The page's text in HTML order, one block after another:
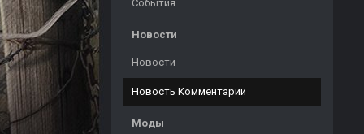
События
Новости
Новости
Новость Комментарии
Моды